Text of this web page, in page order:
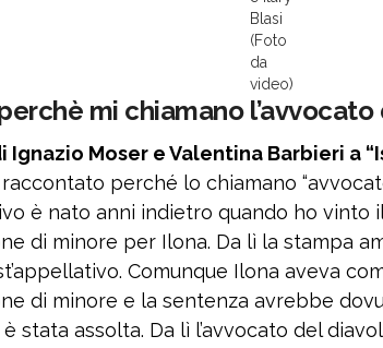
Blasi
(Foto
da
video)
mi chiamano
Ignazio Moser e Valentina Barbieri a
perché lo chiamano
è nato anni indietro quando ho vinto
di minore per Ilona. Da lì la stampa
Comunque Ilona aveva
di minore e la sentenza avrebbe
stata assolta. Da lì l’avvocato del